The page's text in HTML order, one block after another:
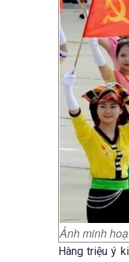
Ảnh minh
Hàng triệu ý